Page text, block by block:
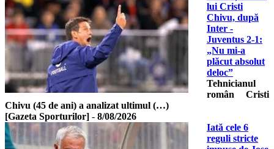
lui Cristi
Chivu, după
Inter -
Juventus 2-1:
„Nu mi-a
plăcut absolut
deloc”
Tehnicianul
român Cristi
Chivu (45 de ani) a analizat ultimul (…)
[Gazeta Sporturilor] - 8/08/2026
Iată cele 6
reguli stricte